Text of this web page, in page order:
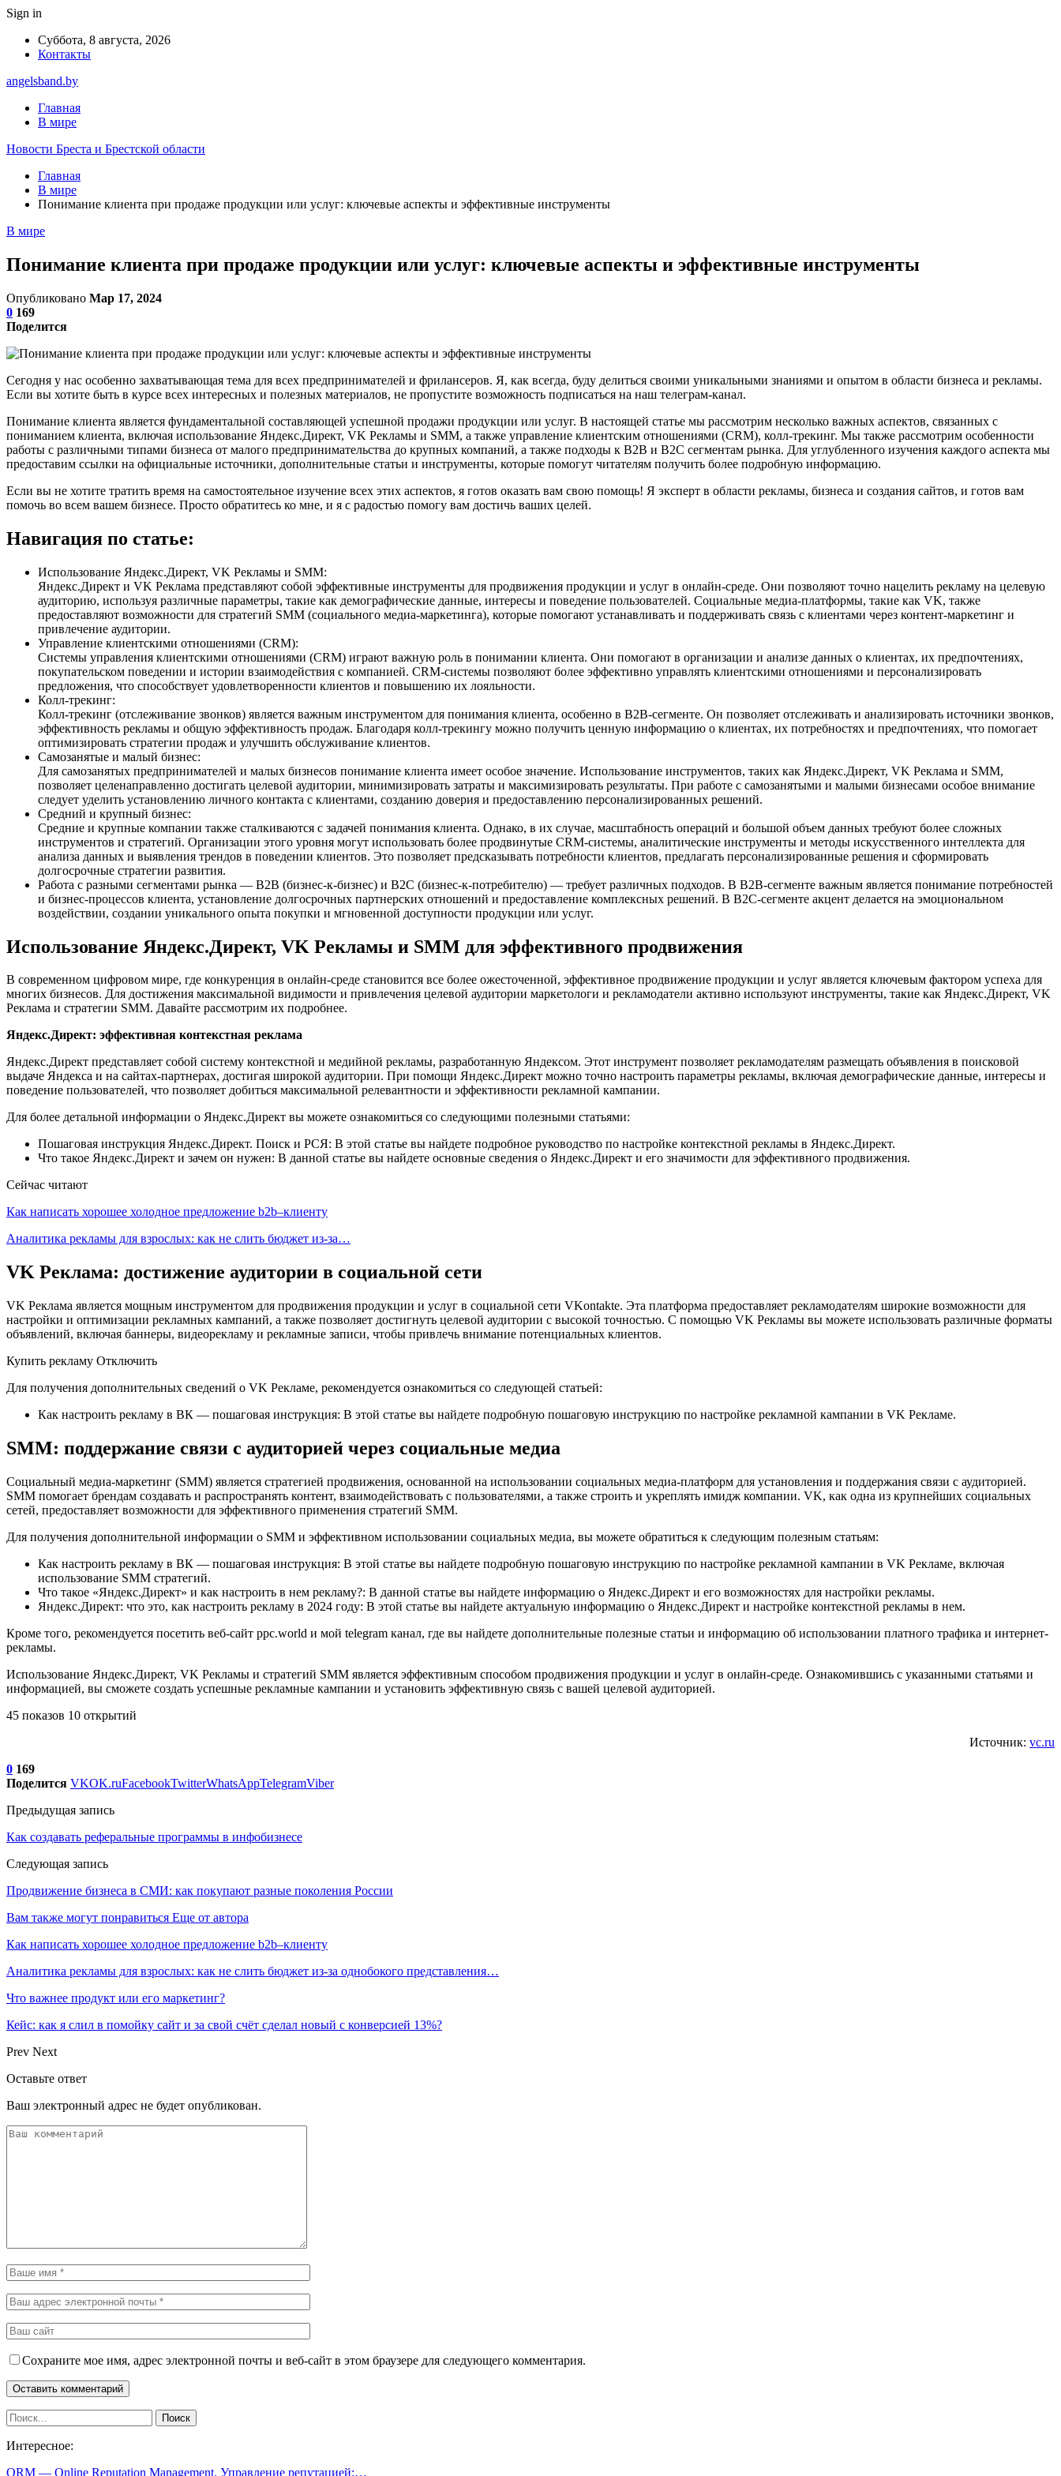
Sign in
Суббота, 8 августа, 2026
Контакты
angelsband.by
Главная
В мире
Новости Бреста и Брестской области
Главная
В мире
Понимание клиента при продаже продукции или услуг: ключевые аспекты и эффективные инструменты
В мире
Понимание клиента при продаже продукции или услуг: ключевые аспекты и эффективные инструменты
Опубликовано Мар 17, 2024
0 169
Поделится
Сегодня у нас особенно захватывающая тема для всех предпринимателей и фрилансеров. Я, как всегда, буду делиться своими уникальными знаниями и опытом в области бизнеса и рекламы.
Если вы хотите быть в курсе всех интересных и полезных материалов, не пропустите возможность подписаться на наш телеграм-канал.
Понимание клиента является фундаментальной составляющей успешной продажи продукции или услуг. В настоящей статье мы рассмотрим несколько важных аспектов, связанных с
пониманием клиента, включая использование Яндекс.Директ, VK Рекламы и SMM, а также управление клиентским отношениями (CRM), колл-трекинг. Мы также рассмотрим особенности
работы с различными типами бизнеса от малого предпринимательства до крупных компаний, а также подходы к B2B и B2C сегментам рынка. Для углубленного изучения каждого аспекта мы
предоставим ссылки на официальные источники, дополнительные статьи и инструменты, которые помогут читателям получить более подробную информацию.
Если вы не хотите тратить время на самостоятельное изучение всех этих аспектов, я готов оказать вам свою помощь! Я эксперт в области рекламы, бизнеса и создания сайтов, и готов вам
помочь во всем вашем бизнесе. Просто обратитесь ко мне, и я с радостью помогу вам достичь ваших целей.
Навигация по статье:
Использование Яндекс.Директ, VK Рекламы и SMM:
Яндекс.Директ и VK Реклама представляют собой эффективные инструменты для продвижения продукции и услуг в онлайн-среде. Они позволяют точно нацелить рекламу на целевую
аудиторию, используя различные параметры, такие как демографические данные, интересы и поведение пользователей. Социальные медиа-платформы, такие как VK, также
предоставляют возможности для стратегий SMM (социального медиа-маркетинга), которые помогают устанавливать и поддерживать связь с клиентами через контент-маркетинг и
привлечение аудитории.
Управление клиентскими отношениями (CRM):
Системы управления клиентскими отношениями (CRM) играют важную роль в понимании клиента. Они помогают в организации и анализе данных о клиентах, их предпочтениях,
покупательском поведении и истории взаимодействия с компанией. CRM-системы позволяют более эффективно управлять клиентскими отношениями и персонализировать
предложения, что способствует удовлетворенности клиентов и повышению их лояльности.
Колл-трекинг:
Колл-трекинг (отслеживание звонков) является важным инструментом для понимания клиента, особенно в B2B-сегменте. Он позволяет отслеживать и анализировать источники звонков,
эффективность рекламы и общую эффективность продаж. Благодаря колл-трекингу можно получить ценную информацию о клиентах, их потребностях и предпочтениях, что помогает
оптимизировать стратегии продаж и улучшить обслуживание клиентов.
Самозанятые и малый бизнес:
Для самозанятых предпринимателей и малых бизнесов понимание клиента имеет особое значение. Использование инструментов, таких как Яндекс.Директ, VK Реклама и SMM,
позволяет целенаправленно достигать целевой аудитории, минимизировать затраты и максимизировать результаты. При работе с самозанятыми и малыми бизнесами особое внимание
следует уделить установлению личного контакта с клиентами, созданию доверия и предоставлению персонализированных решений.
Средний и крупный бизнес:
Средние и крупные компании также сталкиваются с задачей понимания клиента. Однако, в их случае, масштабность операций и большой объем данных требуют более сложных
инструментов и стратегий. Организации этого уровня могут использовать более продвинутые CRM-системы, аналитические инструменты и методы искусственного интеллекта для
анализа данных и выявления трендов в поведении клиентов. Это позволяет предсказывать потребности клиентов, предлагать персонализированные решения и сформировать
долгосрочные стратегии развития.
Работа с разными сегментами рынка — B2B (бизнес-к-бизнес) и B2C (бизнес-к-потребителю) — требует различных подходов. В B2B-сегменте важным является понимание потребностей
и бизнес-процессов клиента, установление долгосрочных партнерских отношений и предоставление комплексных решений. В B2C-сегменте акцент делается на эмоциональном
воздействии, создании уникального опыта покупки и мгновенной доступности продукции или услуг.
Использование Яндекс.Директ, VK Рекламы и SMM для эффективного продвижения
В современном цифровом мире, где конкуренция в онлайн-среде становится все более ожесточенной, эффективное продвижение продукции и услуг является ключевым фактором успеха для
многих бизнесов. Для достижения максимальной видимости и привлечения целевой аудитории маркетологи и рекламодатели активно используют инструменты, такие как Яндекс.Директ, VK
Реклама и стратегии SMM. Давайте рассмотрим их подробнее.
Яндекс.Директ: эффективная контекстная реклама
Яндекс.Директ представляет собой систему контекстной и медийной рекламы, разработанную Яндексом. Этот инструмент позволяет рекламодателям размещать объявления в поисковой
выдаче Яндекса и на сайтах-партнерах, достигая широкой аудитории. При помощи Яндекс.Директ можно точно настроить параметры рекламы, включая демографические данные, интересы и
поведение пользователей, что позволяет добиться максимальной релевантности и эффективности рекламной кампании.
Для более детальной информации о Яндекс.Директ вы можете ознакомиться со следующими полезными статьями:
Пошаговая инструкция Яндекс.Директ. Поиск и РСЯ: В этой статье вы найдете подробное руководство по настройке контекстной рекламы в Яндекс.Директ.
Что такое Яндекс.Директ и зачем он нужен: В данной статье вы найдете основные сведения о Яндекс.Директ и его значимости для эффективного продвижения.
Сейчас читают
Как написать хорошее холодное предложение b2b–клиенту
Аналитика рекламы для взрослых: как не слить бюджет из-за…
VK Реклама: достижение аудитории в социальной сети
VK Реклама является мощным инструментом для продвижения продукции и услуг в социальной сети VKontakte. Эта платформа предоставляет рекламодателям широкие возможности для
настройки и оптимизации рекламных кампаний, а также позволяет достигнуть целевой аудитории с высокой точностью. С помощью VK Рекламы вы можете использовать различные форматы
объявлений, включая баннеры, видеорекламу и рекламные записи, чтобы привлечь внимание потенциальных клиентов.
Купить рекламу Отключить
Для получения дополнительных сведений о VK Рекламе, рекомендуется ознакомиться со следующей статьей:
Как настроить рекламу в ВК — пошаговая инструкция: В этой статье вы найдете подробную пошаговую инструкцию по настройке рекламной кампании в VK Рекламе.
SMM: поддержание связи с аудиторией через социальные медиа
Социальный медиа-маркетинг (SMM) является стратегией продвижения, основанной на использовании социальных медиа-платформ для установления и поддержания связи с аудиторией.
SMM помогает брендам создавать и распространять контент, взаимодействовать с пользователями, а также строить и укреплять имидж компании. VK, как одна из крупнейших социальных
сетей, предоставляет возможности для эффективного применения стратегий SMM.
Для получения дополнительной информации о SMM и эффективном использовании социальных медиа, вы можете обратиться к следующим полезным статьям:
Как настроить рекламу в ВК — пошаговая инструкция: В этой статье вы найдете подробную пошаговую инструкцию по настройке рекламной кампании в VK Рекламе, включая
использование SMM стратегий.
Что такое «Яндекс.Директ» и как настроить в нем рекламу?: В данной статье вы найдете информацию о Яндекс.Директ и его возможностях для настройки рекламы.
Яндекс.Директ: что это, как настроить рекламу в 2024 году: В этой статье вы найдете актуальную информацию о Яндекс.Директ и настройке контекстной рекламы в нем.
Кроме того, рекомендуется посетить веб-сайт ppc.world и мой telegram канал, где вы найдете дополнительные полезные статьи и информацию об использовании платного трафика и интернет-
рекламы.
Использование Яндекс.Директ, VK Рекламы и стратегий SMM является эффективным способом продвижения продукции и услуг в онлайн-среде. Ознакомившись с указанными статьями и
информацией, вы сможете создать успешные рекламные кампании и установить эффективную связь с вашей целевой аудиторией.
45 показов 10 открытий
Источник: vc.ru
0 169
Поделится VKOK.ruFacebookTwitterWhatsAppTelegramViber
Предыдущая запись
Как создавать реферальные программы в инфобизнесе
Следующая запись
Продвижение бизнеса в СМИ: как покупают разные поколения России
Вам также могут понравиться Еще от автора
Как написать хорошее холодное предложение b2b–клиенту
Аналитика рекламы для взрослых: как не слить бюджет из-за однобокого представления…
Что важнее продукт или его маркетинг?
Кейс: как я слил в помойку сайт и за свой счёт сделал новый с конверсией 13%?
Prev Next
Оставьте ответ
Ваш электронный адрес не будет опубликован.
Сохраните мое имя, адрес электронной почты и веб-сайт в этом браузере для следующего комментария.
Интересное:
ORM — Online Reputation Management. Управление репутацией:…